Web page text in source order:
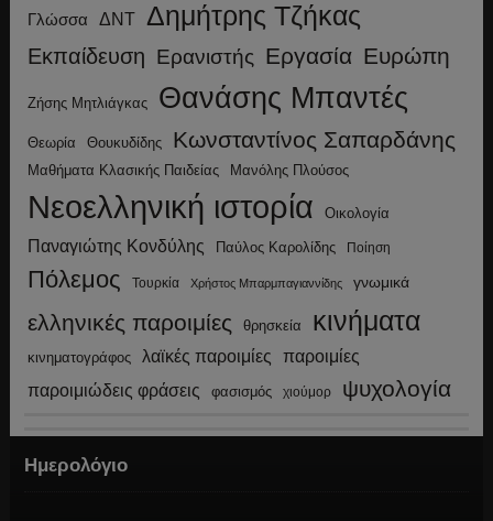
Γλώσσα ΔΝΤ Δημήτρης Τζήκας
Εκπαίδευση Ερανιστής Εργασία Ευρώπη
Ζήσης Μητλιάγκας Θανάσης Μπαντές
Θεωρία Θουκυδίδης Κωνσταντίνος Σαπαρδάνης
Μαθήματα Κλασικής Παιδείας Μανόλης Πλούσος
Νεοελληνική ιστορία Οικολογία
Παναγιώτης Κονδύλης Παύλος Καρολίδης Ποίηση
Πόλεμος Τουρκία Χρήστος Μπαρμπαγιαννίδης γνωμικά
ελληνικές παροιμίες θρησκεία κινήματα
κινηματογράφος λαϊκές παροιμίες παροιμίες
παροιμιώδεις φράσεις φασισμός χιούμορ ψυχολογία
Ημερολόγιο